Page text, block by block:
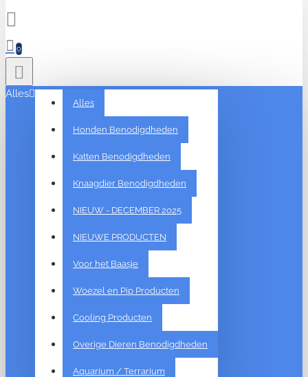
0
Alles
Alles
Honden Benodigdheden
Katten Benodigdheden
Knaagdier Benodigdheden
NIEUW - DECEMBER 2025
NIEUWE PRODUCTEN
Voor het Baasje
Woezel en Pip Producten
Cooling Producten
Overige Dieren Benodigdheden
Aquarium / Terrarium